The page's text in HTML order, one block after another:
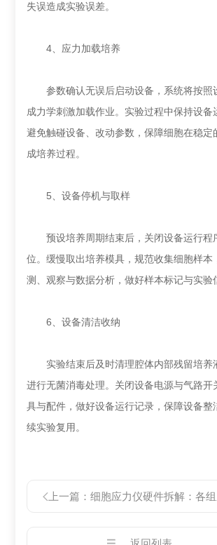
失误造成实验误差。
4、应力加载培养
参数确认无误后启动设备，系统将按照
成力学刺激加载作业。实验过程中保持设备
避免触碰设备、改动参数，保障细胞在稳定
成培养过程。
5、设备停机与取样
预设培养周期结束后，关闭设备运行程
位。缓慢取出培养模具，规范收集细胞样本
测、观察与数据分析，做好样本标记与实验
6、设备清洁收纳
实验结束后及时清理腔体内部残留培养
进行无菌消毒处理。关闭设备电源与气路开
具与配件，做好设备运行记录，保障设备整
续实验复用。
上一篇：细胞应力仪硬件拆解：各组成部件的功能特点与